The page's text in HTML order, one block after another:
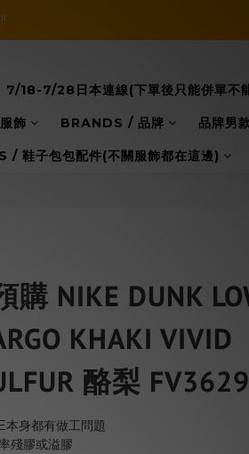
享免運哦!!
享免運哦!!
7/18-7/28日本連線(下單後只能併單不
飾 BRANDS / 品牌 品牌男
/ 鞋子包包配件(不關服飾都在這邊)
購 NIKE DUNK
KHAKI VIVID
酪梨
本身都有做工問題
殘膠或溢膠